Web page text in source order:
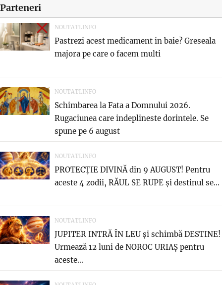
Parteneri
NOUTATI.INFO
Pastrezi acest medicament in baie? Greseala
majora pe care o facem multi
NOUTATI.INFO
Schimbarea la Fata a Domnului 2026.
Rugaciunea care indeplineste dorintele. Se
spune pe 6 august
NOUTATI.INFO
PROTECȚIE DIVINĂ din 9 AUGUST! Pentru
aceste 4 zodii, RĂUL SE RUPE și destinul se...
NOUTATI.INFO
JUPITER INTRĂ ÎN LEU și schimbă DESTINE!
Urmează 12 luni de NOROC URIAȘ pentru
aceste...